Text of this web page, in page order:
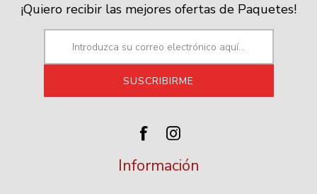
¡Quiero recibir las mejores ofertas de Paquetes!
Información